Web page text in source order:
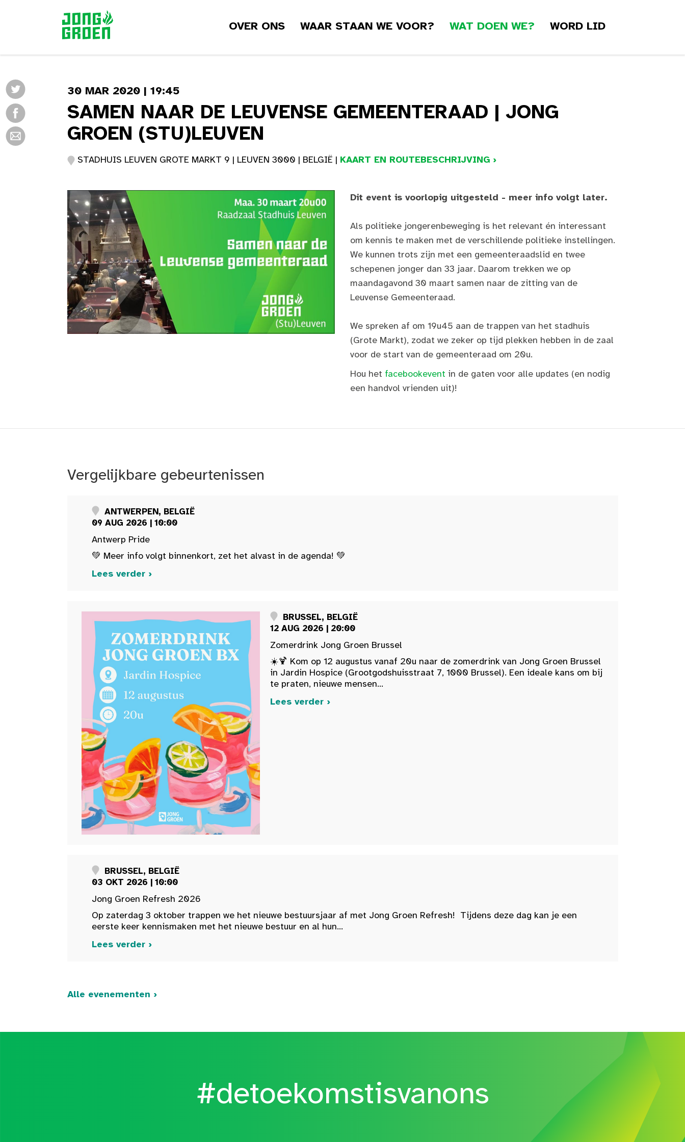
OVER ONS WAAR STAAN WE VOOR? WAT DOEN WE? WORD LID
30 MAR 2020 | 19:45
SAMEN NAAR DE LEUVENSE GEMEENTERAAD | JONG
GROEN (STU)LEUVEN
STADHUIS LEUVEN GROTE MARKT 9 | LEUVEN 3000 | BELGIË | KAART EN ROUTEBESCHRIJVING ›
Dit event is voorlopig uitgesteld - meer info volgt later.
Als politieke jongerenbeweging is het relevant én interessant
om kennis te maken met de verschillende politieke instellingen.
We kunnen trots zijn met een gemeenteraadslid en twee
schepenen jonger dan 33 jaar. Daarom trekken we op
maandagavond 30 maart samen naar de zitting van de
Leuvense Gemeenteraad.
We spreken af om 19u45 aan de trappen van het stadhuis
(Grote Markt), zodat we zeker op tijd plekken hebben in de zaal
voor de start van de gemeenteraad om 20u.
Hou het facebookevent in de gaten voor alle updates (en nodig
een handvol vrienden uit)!
Vergelijkbare gebeurtenissen
ANTWERPEN, BELGIË
09 AUG 2026 | 10:00
Antwerp Pride
💚 Meer info volgt binnenkort, zet het alvast in de agenda! 💚
Lees verder ›
BRUSSEL, BELGIË
12 AUG 2026 | 20:00
Zomerdrink Jong Groen Brussel
☀️🍹 Kom op 12 augustus vanaf 20u naar de zomerdrink van Jong Groen Brussel
in Jardin Hospice (Grootgodshuisstraat 7, 1000 Brussel). Een ideale kans om bij
te praten, nieuwe mensen...
Lees verder ›
BRUSSEL, BELGIË
03 OKT 2026 | 10:00
Jong Groen Refresh 2026
Op zaterdag 3 oktober trappen we het nieuwe bestuursjaar af met Jong Groen Refresh! Tijdens deze dag kan je een
eerste keer kennismaken met het nieuwe bestuur en al hun...
Lees verder ›
Alle evenementen ›
#detoekomstisvanons